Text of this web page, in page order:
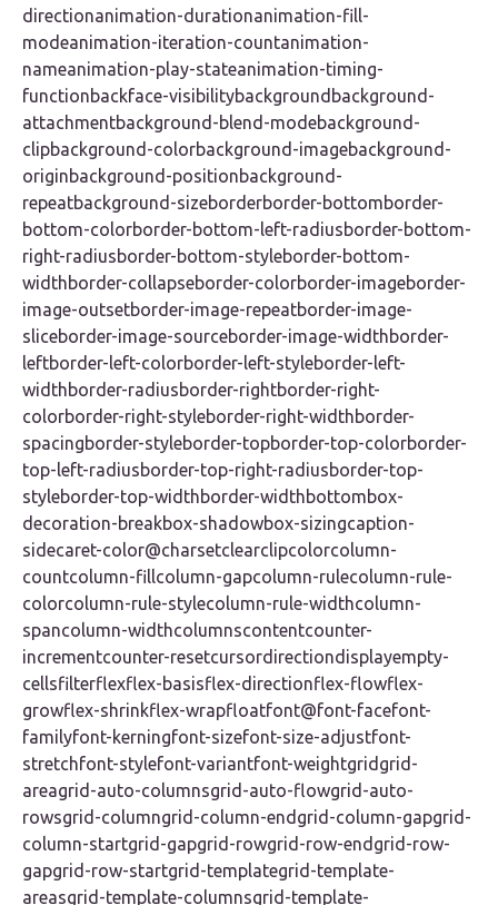
directionanimation-durationanimation-fill-
modeanimation-iteration-countanimation-
nameanimation-play-stateanimation-timing-
functionbackface-visibilitybackgroundbackground-
attachmentbackground-blend-modebackground-
clipbackground-colorbackground-imagebackground-
originbackground-positionbackground-
repeatbackground-sizeborderborder-bottomborder-
bottom-colorborder-bottom-left-radiusborder-bottom-
right-radiusborder-bottom-styleborder-bottom-
widthborder-collapseborder-colorborder-imageborder-
image-outsetborder-image-repeatborder-image-
sliceborder-image-sourceborder-image-widthborder-
leftborder-left-colorborder-left-styleborder-left-
widthborder-radiusborder-rightborder-right-
colorborder-right-styleborder-right-widthborder-
spacingborder-styleborder-topborder-top-colorborder-
top-left-radiusborder-top-right-radiusborder-top-
styleborder-top-widthborder-widthbottombox-
decoration-breakbox-shadowbox-sizingcaption-
sidecaret-color@charsetclearclipcolorcolumn-
countcolumn-fillcolumn-gapcolumn-rulecolumn-rule-
colorcolumn-rule-stylecolumn-rule-widthcolumn-
spancolumn-widthcolumnscontentcounter-
incrementcounter-resetcursordirectiondisplayempty-
cellsfilterflexflex-basisflex-directionflex-flowflex-
growflex-shrinkflex-wrapfloatfont@font-facefont-
familyfont-kerningfont-sizefont-size-adjustfont-
stretchfont-stylefont-variantfont-weightgridgrid-
areagrid-auto-columnsgrid-auto-flowgrid-auto-
rowsgrid-columngrid-column-endgrid-column-gapgrid-
column-startgrid-gapgrid-rowgrid-row-endgrid-row-
gapgrid-row-startgrid-templategrid-template-
areasgrid-template-columnsgrid-template-